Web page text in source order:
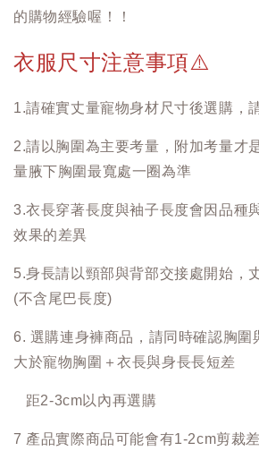
的購物經驗喔！！
衣服尺寸注意事項⚠️
1.請確實丈量寵物身材尺寸後選購，
2.請以胸圍為主要考量，附加考量才
量腋下胸圍最寬處一圈為準
3.衣長穿著長度與袖子長度會因品種
效果的差異
5.身長請以頸部與背部交接處開始，
(不含尾巴長度)
6. 選購連身褲商品，請同時確認胸圍
大於寵物胸圍＋衣長與身長長短差
距2-3cm以內再選購
7 產品實際商品可能會有1-2cm剪裁